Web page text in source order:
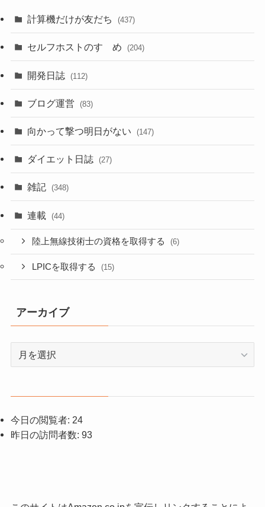
計算機だけが友だち (437)
セルフホストのすゝめ (204)
開発日誌 (112)
ブログ運営 (83)
向かって撃つ明日がない (147)
ダイエット日誌 (27)
雑記 (348)
連載 (44)
陸上無線技術士の資格を取得する (6)
LPICを取得する (15)
アーカイブ
今日の閲覧者: 24
昨日の訪問者数: 93